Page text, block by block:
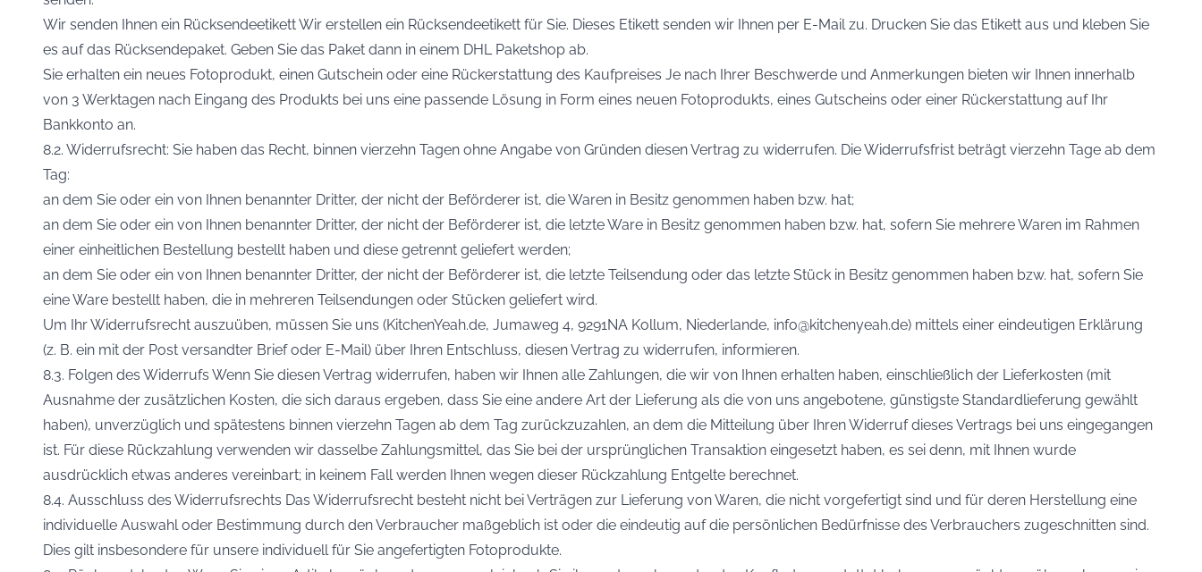
Wir senden Ihnen ein Rücksendeetikett Wir erstellen ein Rücksendeetikett für Sie. Dieses Etikett senden wir Ihnen per E-Mail zu. Drucken Sie das Etikett aus und kleben Sie
es auf das Rücksendepaket. Geben Sie das Paket dann in einem DHL Paketshop ab.
Sie erhalten ein neues Fotoprodukt, einen Gutschein oder eine Rückerstattung des Kaufpreises Je nach Ihrer Beschwerde und Anmerkungen bieten wir Ihnen innerhalb
von 3 Werktagen nach Eingang des Produkts bei uns eine passende Lösung in Form eines neuen Fotoprodukts, eines Gutscheins oder einer Rückerstattung auf Ihr
Bankkonto an.
8.2. Widerrufsrecht: Sie haben das Recht, binnen vierzehn Tagen ohne Angabe von Gründen diesen Vertrag zu widerrufen. Die Widerrufsfrist beträgt vierzehn Tage ab dem
Tag:
an dem Sie oder ein von Ihnen benannter Dritter, der nicht der Beförderer ist, die Waren in Besitz genommen haben bzw. hat;
an dem Sie oder ein von Ihnen benannter Dritter, der nicht der Beförderer ist, die letzte Ware in Besitz genommen haben bzw. hat, sofern Sie mehrere Waren im Rahmen
einer einheitlichen Bestellung bestellt haben und diese getrennt geliefert werden;
an dem Sie oder ein von Ihnen benannter Dritter, der nicht der Beförderer ist, die letzte Teilsendung oder das letzte Stück in Besitz genommen haben bzw. hat, sofern Sie
eine Ware bestellt haben, die in mehreren Teilsendungen oder Stücken geliefert wird.
Um Ihr Widerrufsrecht auszuüben, müssen Sie uns (KitchenYeah.de, Jumaweg 4, 9291NA Kollum, Niederlande, info@kitchenyeah.de) mittels einer eindeutigen Erklärung
(z. B. ein mit der Post versandter Brief oder E-Mail) über Ihren Entschluss, diesen Vertrag zu widerrufen, informieren.
8.3. Folgen des Widerrufs Wenn Sie diesen Vertrag widerrufen, haben wir Ihnen alle Zahlungen, die wir von Ihnen erhalten haben, einschließlich der Lieferkosten (mit
Ausnahme der zusätzlichen Kosten, die sich daraus ergeben, dass Sie eine andere Art der Lieferung als die von uns angebotene, günstigste Standardlieferung gewählt
haben), unverzüglich und spätestens binnen vierzehn Tagen ab dem Tag zurückzuzahlen, an dem die Mitteilung über Ihren Widerruf dieses Vertrags bei uns eingegangen
ist. Für diese Rückzahlung verwenden wir dasselbe Zahlungsmittel, das Sie bei der ursprünglichen Transaktion eingesetzt haben, es sei denn, mit Ihnen wurde
ausdrücklich etwas anderes vereinbart; in keinem Fall werden Ihnen wegen dieser Rückzahlung Entgelte berechnet.
8.4. Ausschluss des Widerrufsrechts Das Widerrufsrecht besteht nicht bei Verträgen zur Lieferung von Waren, die nicht vorgefertigt sind und für deren Herstellung eine
individuelle Auswahl oder Bestimmung durch den Verbraucher maßgeblich ist oder die eindeutig auf die persönlichen Bedürfnisse des Verbrauchers zugeschnitten sind.
Dies gilt insbesondere für unsere individuell für Sie angefertigten Fotoprodukte.